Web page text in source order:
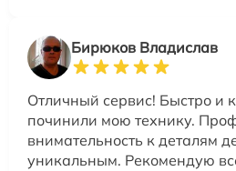
Бирюков Владислав
Отличный сервис! Быстро и
починили мою технику.
внимательность к деталям
уникальным. Рекомендую